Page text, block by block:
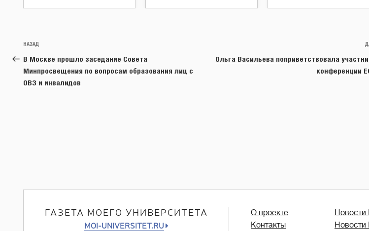
Навигация
по
записям
Предыдущая
запись:
НАЗАД
В Москве прошло заседание Совета
Минпросвещения по вопросам образования лиц с
ОВЗ и инвалидов
Ольга Васильева поприветствовала
конференции
ГАЗЕТА МОЕГО УНИВЕРСИТЕТА
MOI-UNIVERSITET.RU
О проекте
Контакты